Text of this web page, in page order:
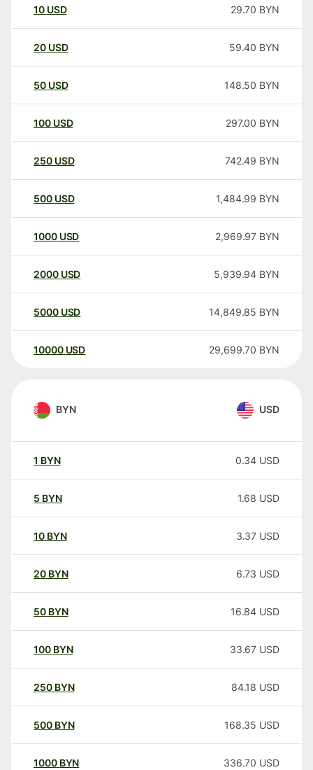
10 USD 29.70 BYN
20 USD 59.40 BYN
50 USD 148.50 BYN
100 USD 297.00 BYN
250 USD 742.49 BYN
500 USD 1,484.99 BYN
1000 USD 2,969.97 BYN
2000 USD 5,939.94 BYN
5000 USD 14,849.85 BYN
10000 USD 29,699.70 BYN
BYN USD
1 BYN 0.34 USD
5 BYN 1.68 USD
10 BYN 3.37 USD
20 BYN 6.73 USD
50 BYN 16.84 USD
100 BYN 33.67 USD
250 BYN 84.18 USD
500 BYN 168.35 USD
1000 BYN 336.70 USD